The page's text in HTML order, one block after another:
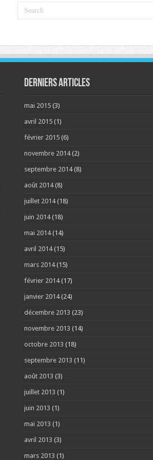
Derniers articles
mai 2015 (3)
avril 2015 (1)
février 2015 (6)
novembre 2014(2)
septembre 2014(8)
août 2014(8)
juillet 2014(18)
juin 2014(18)
mai 2014(14)
avril 2014(15)
mars 2014(15)
février 2014(17)
janvier 2014(24)
décembre 2013 (23)
novembre 2013 (14)
octobre 2013 (18)
septembre 2013 (11)
août 2013 (3)
juillet 2013 (1)
juin 2013 (1)
mai 2013 (1)
avril 2013 (3)
mars 2013 (1)